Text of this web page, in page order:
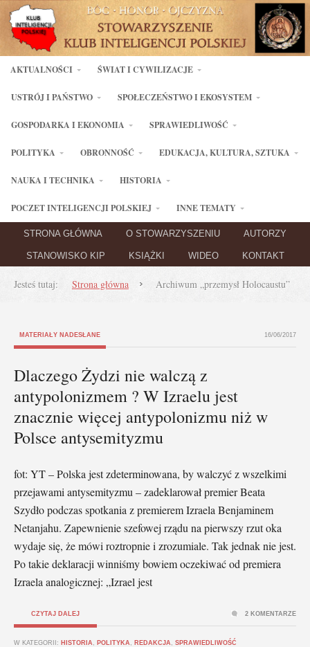
AKTUALNOŚCI ŚWIAT I CYWILIZACJE
USTRÓJ I PAŃSTWO SPOŁECZEŃSTWO I EKOSYSTEM
GOSPODARKA I EKONOMIA SPRAWIEDLIWOŚĆ
POLITYKA OBRONNOŚĆ EDUKACJA, KULTURA, SZTUKA
NAUKA I TECHNIKA HISTORIA
POCZET INTELIGENCJI POLSKIEJ INNE TEMATY
STRONA GŁÓWNA O STOWARZYSZENIU AUTORZY
STANOWISKO KIP KSIĄŻKI WIDEO KONTAKT
Jesteś tutaj: Strona główna Archiwum „przemysł Holocaustu”
MATERIAŁY NADESŁANE 16/06/2017
Dlaczego Żydzi nie walczą z
antypolonizmem ? W Izraelu jest
znacznie więcej antypolonizmu niż w
Polsce antysemityzmu
fot: YT – Polska jest zdeterminowana, by walczyć z wszelkimi
przejawami antysemityzmu – zadeklarował premier Beata
Szydło podczas spotkania z premierem Izraela Benjaminem
Netanjahu. Zapewnienie szefowej rządu na pierwszy rzut oka
wydaje się, że mówi roztropnie i zrozumiale. Tak jednak nie jest.
Po takie deklaracji winniśmy bowiem oczekiwać od premiera
Izraela analogicznej: „Izrael jest
CZYTAJ DALEJ
W KATEGORII: HISTORIA POLITYKA REDAKCJA SPRAWIEDLIWOŚĆ
2 KOMENTARZE